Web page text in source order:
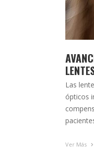
Las
ópticos
cada
Ver Más